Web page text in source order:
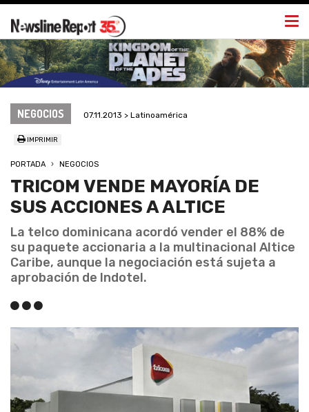
NEGOCIOS 07.11.2013 > Latinoamérica
IMPRIMIR
PORTADA NEGOCIOS
TRICOM VENDE MAYORÍA DE
SUS ACCIONES A ALTICE
La telco dominicana acordó vender el 88% de
su paquete accionaria a la multinacional Altice
Caribe, aunque la negociación está sujeta a
aprobación de Indotel.